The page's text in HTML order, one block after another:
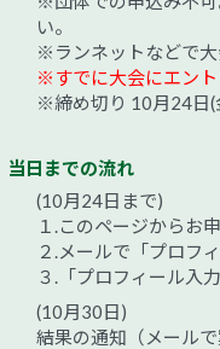
い。
※ランネットなどで大
※すでに大会にエント
※締め切り 10月24日(
当日までの流れ
(10月24日まで)
１.このページからお
２.メールで「プロフ
３.「プロフィール入
(10月30日)
結果の通知（メール